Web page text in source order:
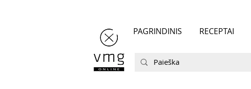
PAGRINDINIS RECEPTAI